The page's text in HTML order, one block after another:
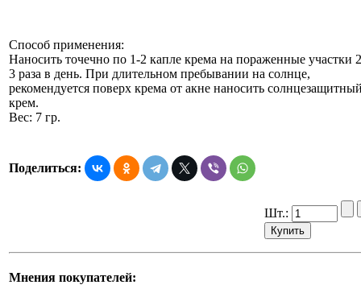
Способ применения:
Наносить точечно по 1-2 капле крема на пораженные участки
3 раза в день. При длительном пребывании на солнце,
рекомендуется поверх крема от акне наносить
крем.
Вес: 7 гр.
Поделиться:
Шт.:
Мнения покупателей: